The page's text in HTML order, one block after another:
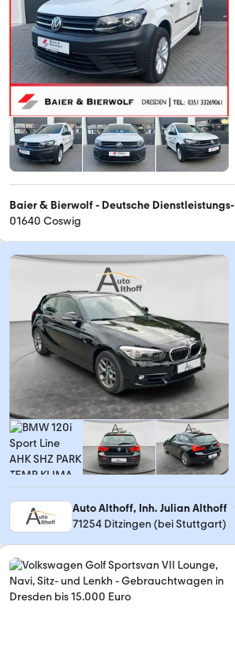
01640 Coswig
Auto Althoff, Inh. Julian Althoff
71254 Ditzingen (bei Stuttgart)